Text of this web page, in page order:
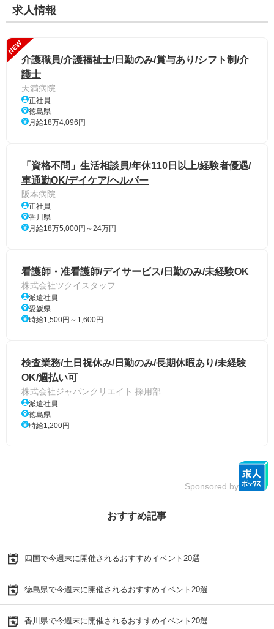
求人情報
NEW
介護職員/介護福祉士/日勤のみ/賞与あり/シフト制/介
護士
天満病院
正社員
徳島県
月給18万4,096円
「資格不問」生活相談員/年休110日以上/経験者優遇/
車通勤OK/デイケア/ヘルパー
阪本病院
正社員
香川県
月給18万5,000円～24万円
看護師・准看護師/デイサービス/日勤のみ/未経験OK
株式会社ツクイスタッフ
派遣社員
愛媛県
時給1,500円～1,600円
検査業務/土日祝休み/日勤のみ/長期休暇あり/未経験
OK/週払い可
株式会社ジャパンクリエイト 採用部
派遣社員
徳島県
時給1,200円
Sponsored by
おすすめ記事
四国で今週末に開催されるおすすめイベント20選
徳島県で今週末に開催されるおすすめイベント20選
香川県で今週末に開催されるおすすめイベント20選